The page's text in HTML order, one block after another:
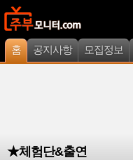
홈 공지사항 모집정보
★체험단&출연